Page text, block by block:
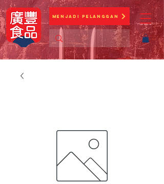
Menjadi Pelanggan